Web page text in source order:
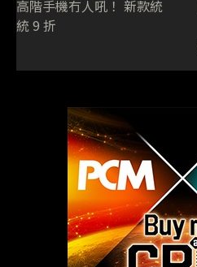
高階手機冇人吼！ 新款統
統 9 折